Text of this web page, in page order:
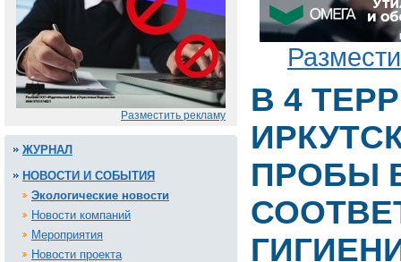
Разместить рекламу
ЖУРНАЛ
НОВОСТИ И СОБЫТИЯ
Экологические новости
Новости компаний
Мероприятия
Новости проекта
В 4
ПРОБЫ